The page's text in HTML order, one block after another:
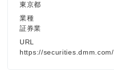
東京都
業種
証券業
URL
https://securities.dmm.com/